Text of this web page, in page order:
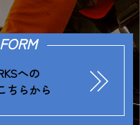
への
ちらから